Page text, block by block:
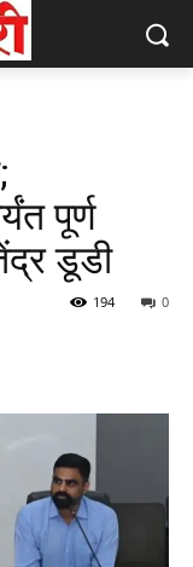
पूर्ण
डूडी
0
194